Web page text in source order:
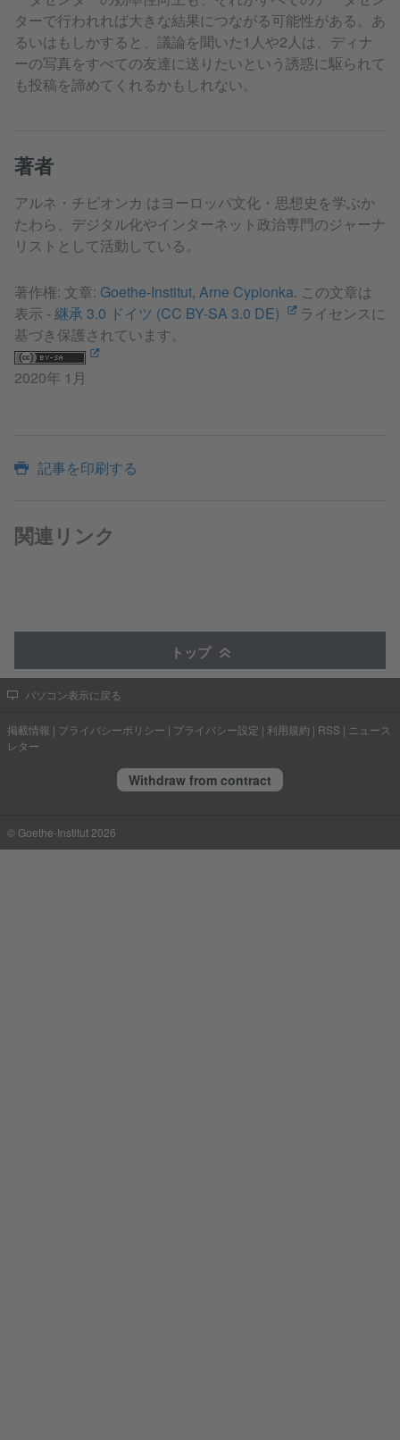
ターで行われれば大きな結果につながる可能性がある。あ
るいはもしかすると、議論を聞いた1人や2人は、ディナ
ーの写真をすべての友達に送りたいという誘惑に駆られて
も投稿を諦めてくれるかもしれない。
著者
アルネ・チピオンカ はヨーロッパ文化・思想史を学ぶか
たわら、デジタル化やインターネット政治専門のジャーナ
リストとして活動している。
著作権: 文章: Goethe-Institut, Arne Cypionka. この文章は
表示 -継承 3.0 ドイツ (CC BY-SA 3.0 DE)
ライセンスに
基づき保護されています。
2020年 1月
記事を印刷する
関連リンク
トップ
パソコン表示に戻る
掲載情報 | プライバシーポリシー | プライバシー設定 | 利用規約 | RSS | ニュース
レター
Withdraw from contract
© Goethe-Institut 2026